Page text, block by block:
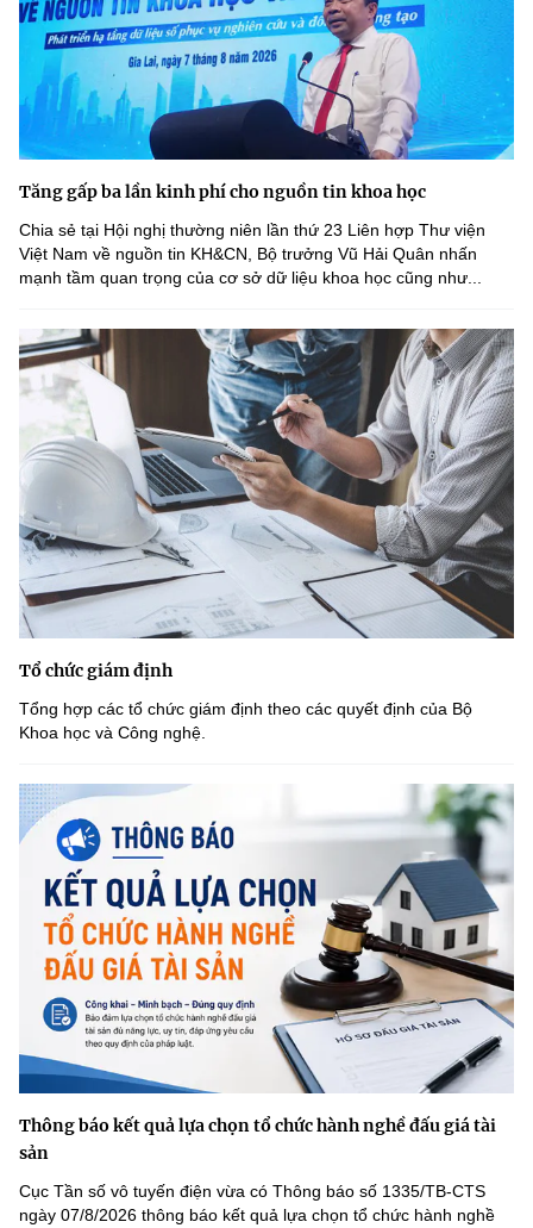
Tăng gấp ba lần kinh phí cho nguồn tin khoa học
Chia sẻ tại Hội nghị thường niên lần thứ 23 Liên hợp Thư viện
Việt Nam về nguồn tin KH&CN, Bộ trưởng Vũ Hải Quân nhấn
mạnh tầm quan trọng của cơ sở dữ liệu khoa học cũng như...
Tổ chức giám định
Tổng hợp các tổ chức giám định theo các quyết định của Bộ
Khoa học và Công nghệ.
Thông báo kết quả lựa chọn tổ chức hành nghề đấu giá tài
sản
Cục Tần số vô tuyến điện vừa có Thông báo số 1335/TB-CTS
ngày 07/8/2026 thông báo kết quả lựa chọn tổ chức hành nghề